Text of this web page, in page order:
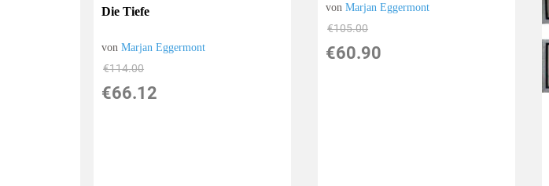
Die Tiefe
vonMarjan Eggermont
€114.00
€66.12
vonMarjan Eggermont
€105.00
€60.90